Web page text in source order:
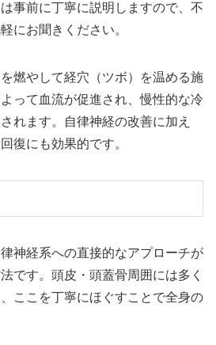
事前に丁寧に説明しますので、不
にお聞きください。
燃やして経穴（ツボ）を温める施
って血流が促進され、慢性的な冷
れます。自律神経の改善に加え
復にも効果的です。
神経系への直接的なアプローチが
です。頭皮・頭蓋骨周囲には多く
ここを丁寧にほぐすことで全身の